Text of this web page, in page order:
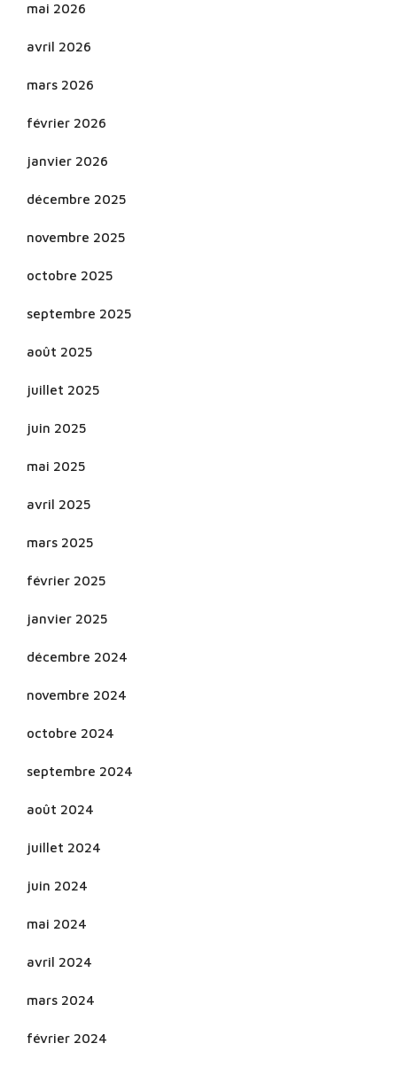
mai 2026
avril 2026
mars 2026
février 2026
janvier 2026
décembre 2025
novembre 2025
octobre 2025
septembre 2025
août 2025
juillet 2025
juin 2025
mai 2025
avril 2025
mars 2025
février 2025
janvier 2025
décembre 2024
novembre 2024
octobre 2024
septembre 2024
août 2024
juillet 2024
juin 2024
mai 2024
avril 2024
mars 2024
février 2024